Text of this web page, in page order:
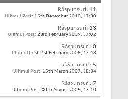
Răspunsuri: 11
Ultimul Post: 15th December 2010, 17:30
Răspunsuri: 13
Ultimul Post: 23rd February 2009, 17:02
Răspunsuri: 0
Ultimul Post: 1st February 2008, 17:48
Răspunsuri: 5
Ultimul Post: 15th March 2007, 18:34
Răspunsuri: 7
Ultimul Post: 30th August 2005, 17:10